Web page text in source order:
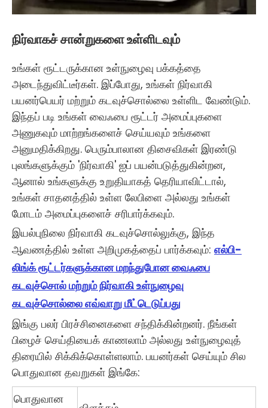
நிர்வாகச் சான்றுகளை உள்ளிடவும்
உங்கள் ரூட்டருக்கான உள்நுழைவு பக்கத்தை
அடைந்துவிட்டீர்கள். இப்போது, ​​உங்கள் நிர்வாகி
பயனர்பெயர் மற்றும் கடவுச்சொல்லை உள்ளிட வேண்டும்.
இந்தப் படி உங்கள் வைஃபை ரூட்டர் அமைப்புகளை
அணுகவும் மாற்றங்களைச் செய்யவும் உங்களை
அனுமதிக்கிறது. பெரும்பாலான திசைவிகள் இரண்டு
புலங்களுக்கும் 'நிர்வாகி' ஐப் பயன்படுத்துகின்றன,
ஆனால் உங்களுக்கு உறுதியாகத் தெரியாவிட்டால்,
உங்கள் சாதனத்தில் உள்ள லேபிளை அல்லது உங்கள்
மோடம் அமைப்புகளைச் சரிபார்க்கவும்.
இயல்புநிலை நிர்வாகி கடவுச்சொல்லுக்கு, இந்த
ஆவணத்தில் உள்ள அறிமுகத்தைப் பார்க்கவும்: எல்பி-
லிங்க் ரூட்டர்களுக்கான மறந்துபோன வைஃபை
கடவுச்சொல் மற்றும் நிர்வாகி உள்நுழைவு
கடவுச்சொல்லை எவ்வாறு மீட்டெடுப்பது
இங்கு பலர் பிரச்சினைகளை சந்திக்கின்றனர். நீங்கள்
பிழைச் செய்தியைக் காணலாம் அல்லது உள்நுழைவுத்
திரையில் சிக்கிக்கொள்ளலாம். பயனர்கள் செய்யும் சில
பொதுவான தவறுகள் இங்கே:
பொதுவான